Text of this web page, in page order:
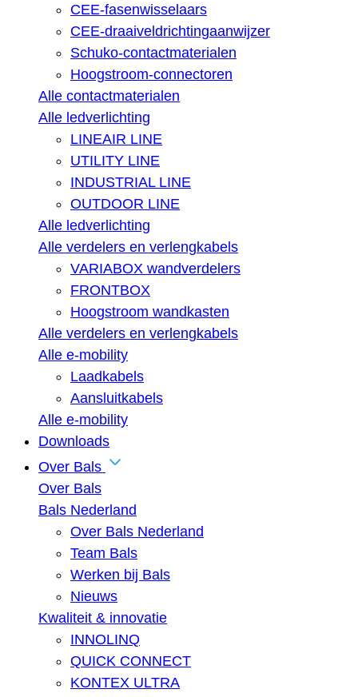
CEE-fasenwisselaars
CEE-draaiveldrichtingaanwijzer
Schuko-contactmaterialen
Hoogstroom-connectoren
Alle contactmaterialen
Alle ledverlichting
LINEAIR LINE
UTILITY LINE
INDUSTRIAL LINE
OUTDOOR LINE
Alle ledverlichting
Alle verdelers en verlengkabels
VARIABOX wandverdelers
FRONTBOX
Hoogstroom wandkasten
Alle verdelers en verlengkabels
Alle e-mobility
Laadkabels
Aansluitkabels
Alle e-mobility
Downloads
Over Bals
Over Bals
Bals Nederland
Over Bals Nederland
Team Bals
Werken bij Bals
Nieuws
Kwaliteit & innovatie
INNOLINQ
QUICK CONNECT
KONTEX ULTRA